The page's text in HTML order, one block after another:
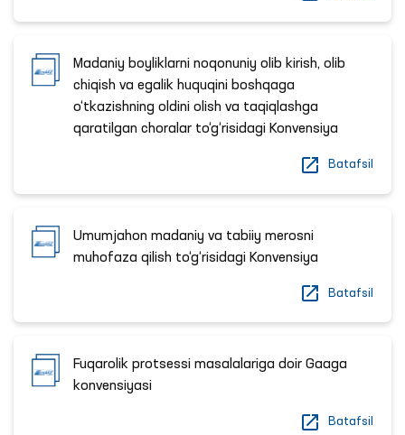
Madaniy boyliklarni noqonuniy olib kirish, olib
chiqish va egalik huquqini boshqaga
o‘tkazishning oldini olish va taqiqlashga
qaratilgan choralar to‘g‘risidagi Konvensiya
Batafsil
Umumjahon madaniy va tabiiy merosni
muhofaza qilish to‘g‘risidagi Konvensiya
Batafsil
Fuqarolik protsessi masalalariga doir Gaaga
konvensiyasi
Batafsil